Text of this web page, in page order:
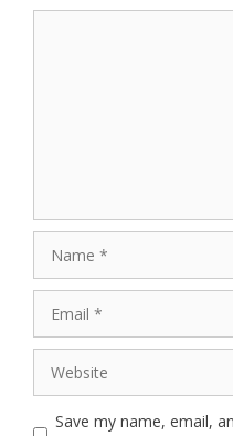
Save my name, email,